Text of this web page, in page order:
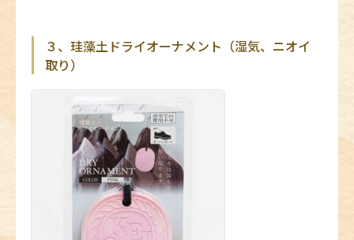
３、珪藻土ドライオーナメント（湿気、ニオイ
取り）